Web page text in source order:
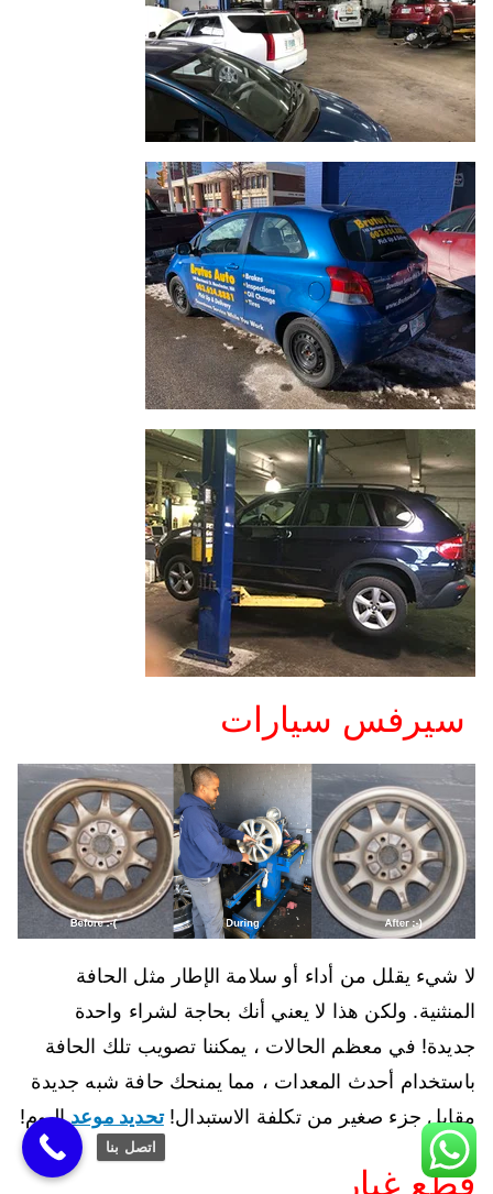
سيرفس سيارات
لا شيء يقلل من أداء أو سلامة الإطار مثل الحافة
المنثنية. ولكن هذا لا يعني أنك بحاجة لشراء واحدة
جديدة! في معظم الحالات ، يمكننا تصويب تلك الحافة
باستخدام أحدث المعدات ، مما يمنحك حافة شبه جديدة
مقابل جزء صغير من تكلفة الاستبدال!تحديد موعداليوم!
قطع غيار
اتصل بنا